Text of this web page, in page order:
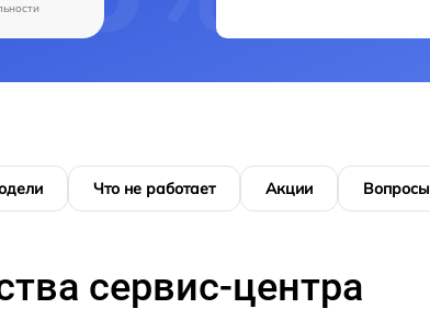
Что не работает Акции Вопросы
сервис-центра